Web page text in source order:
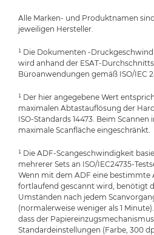
Alle Marken- und Produktnamen
jeweiligen Hersteller.
¹ Die Dokumenten -
wird anhand der ESAT-
Büroanwendungen gemäß ISO/IEC
¹ Der hier angegebene Wert
maximalen Abtastauflösung der
ISO-Standards 14473. Beim
maximale Scanfläche eingeschränkt.
¹ Die ADF-Scangeschwindigkeit
mehrerer Sets an ISO/IEC24735-
Wenn mit dem ADF eine bestimmte
fortlaufend gescannt wird, benötigt
Umständen nach jedem
(normalerweise weniger als 1
dass der
Standardeinstellungen (Farbe, 300